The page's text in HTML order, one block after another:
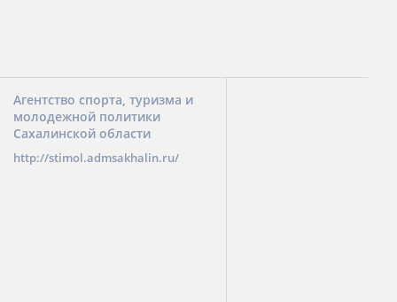
Агентство спорта, туризма и
молодежной политики
Сахалинской области
http://stimol.admsakhalin.ru/